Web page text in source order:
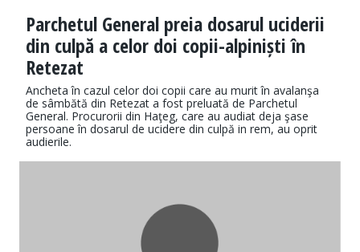
Parchetul General preia dosarul uciderii
din culpă a celor doi copii-alpiniști în
Retezat
Ancheta în cazul celor doi copii care au murit în avalanşa
de sâmbătă din Retezat a fost preluată de Parchetul
General. Procurorii din Haţeg, care au audiat deja şase
persoane în dosarul de ucidere din culpă in rem, au oprit
audierile.